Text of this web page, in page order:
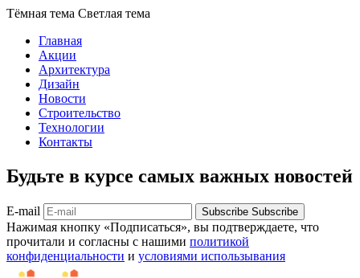
Тёмная тема Светлая тема
Главная
Акции
Архитектура
Дизайн
Новости
Строительство
Технологии
Контакты
Будьте в курсе самых важных новостей
E-mail Subscribe Subscribe
Нажимая кнопку «Подписаться», вы подтверждаете, что
прочитали и согласны с нашими политикой
конфиденциальности и условиями использывания